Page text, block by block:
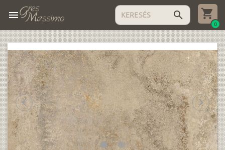
menu search
0
lens lens
chevron_left chevron_right